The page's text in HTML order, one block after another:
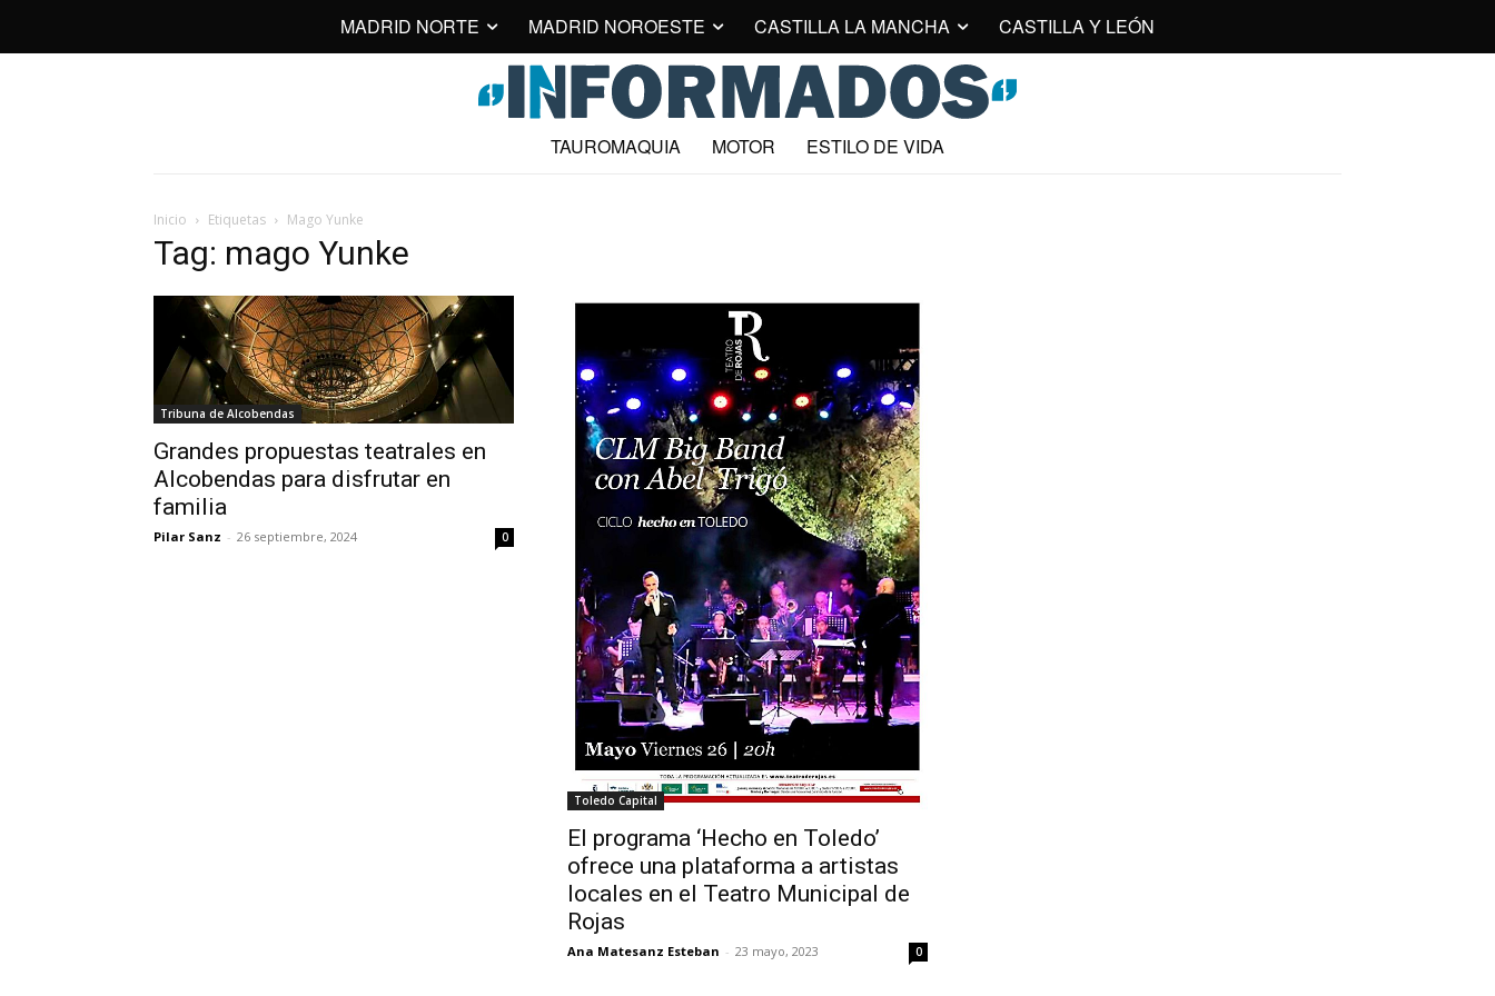
MADRID NORTE MADRID NOROESTE CASTILLA LA MANCHA CASTILLA Y LEÓN
TAUROMAQUIA MOTOR ESTILO DE VIDA
Inicio Etiquetas Mago Yunke
Tag: mago Yunke
Tribuna de Alcobendas
Grandes propuestas teatrales en
Alcobendas para disfrutar en
familia
Pilar Sanz - 26 septiembre, 2024 0
Toledo Capital
El programa ‘Hecho en Toledo’
ofrece una plataforma a artistas
locales en el Teatro Municipal de
Rojas
Ana Matesanz Esteban - 23 mayo, 2023 0